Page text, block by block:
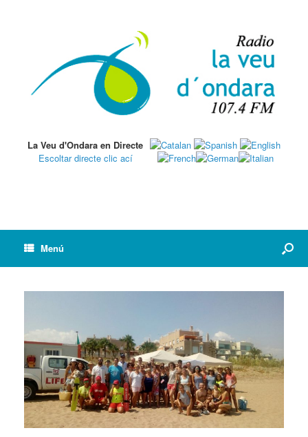
La Veu d'Ondara en Directe
Escoltar directe clic ací
Menú